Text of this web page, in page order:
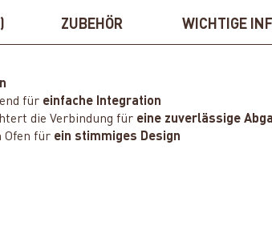
ZUBEHÖR WICHTIGE
für einfache Integration
die Verbindung für eine zuverlässige
Ofen für ein stimmiges Design